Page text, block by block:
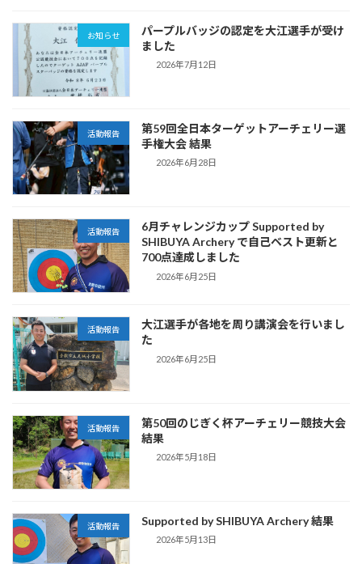
お知らせ
パープルバッジの認定を大江選手が受け
ました
2026年7月12日
活動報告
第59回全日本ターゲットアーチェリー選
手権大会 結果
2026年6月28日
活動報告
6月チャレンジカップ Supported by
SHIBUYA Archery で自己ベスト更新と
700点達成しました
2026年6月25日
活動報告
大江選手が各地を周り講演会を行いまし
た
2026年6月25日
活動報告
第50回のじぎく杯アーチェリー競技大会
結果
2026年5月18日
活動報告 Supported by SHIBUYA Archery 結果
2026年5月13日